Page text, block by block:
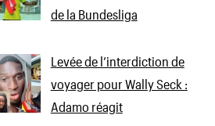
de la Bundesliga
Levée de l’interdiction de
voyager pour Wally Seck :
Adamo réagit